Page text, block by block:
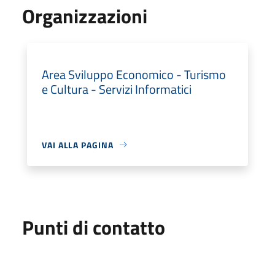
Organizzazioni
Area Sviluppo Economico - Turismo
e Cultura - Servizi Informatici
VAI ALLA PAGINA
Punti di contatto